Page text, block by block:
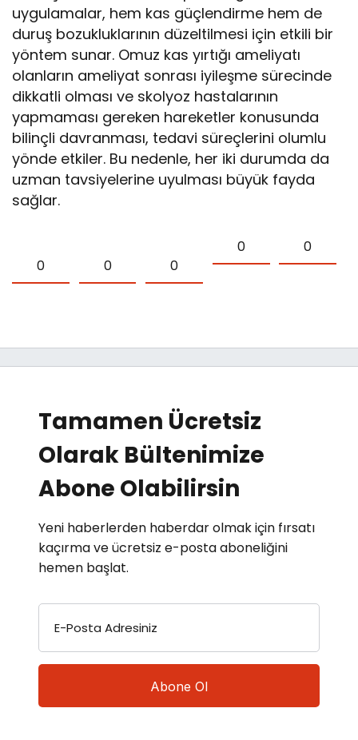
uygulamalar, hem kas güçlendirme hem de
duruş bozukluklarının düzeltilmesi için etkili bir
yöntem sunar. Omuz kas yırtığı ameliyatı
olanların ameliyat sonrası iyileşme sürecinde
dikkatli olması ve skolyoz hastalarının
yapmaması gereken hareketler konusunda
bilinçli davranması, tedavi süreçlerini olumlu
yönde etkiler. Bu nedenle, her iki durumda da
uzman tavsiyelerine uyulması büyük fayda
sağlar.
0 0 0
0 0
Tamamen Ücretsiz
Olarak Bültenimize
Abone Olabilirsin
Yeni haberlerden haberdar olmak için fırsatı
kaçırma ve ücretsiz e-posta aboneliğini
hemen başlat.
E-Posta Adresiniz